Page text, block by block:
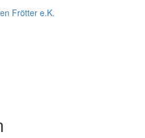
Frötter e.K.